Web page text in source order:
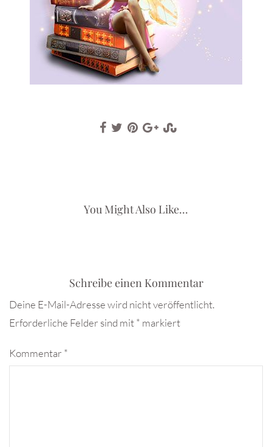
You Might Also Like...
Schreibe einen Kommentar
Deine E-Mail-Adresse wird nicht veröffentlicht.
Erforderliche Felder sind mit* markiert
Kommentar *